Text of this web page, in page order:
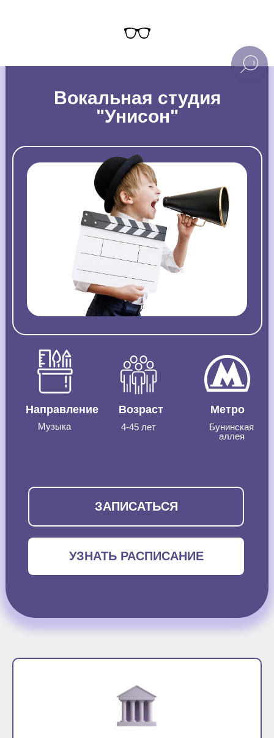
Вокальная студия
"Унисон"
Направление
Музыка
Возраст
4-45 лет
Метро
Бунинская
аллея
УЗНАТЬ РАСПИСАНИЕ
ЗАПИСАТЬСЯ